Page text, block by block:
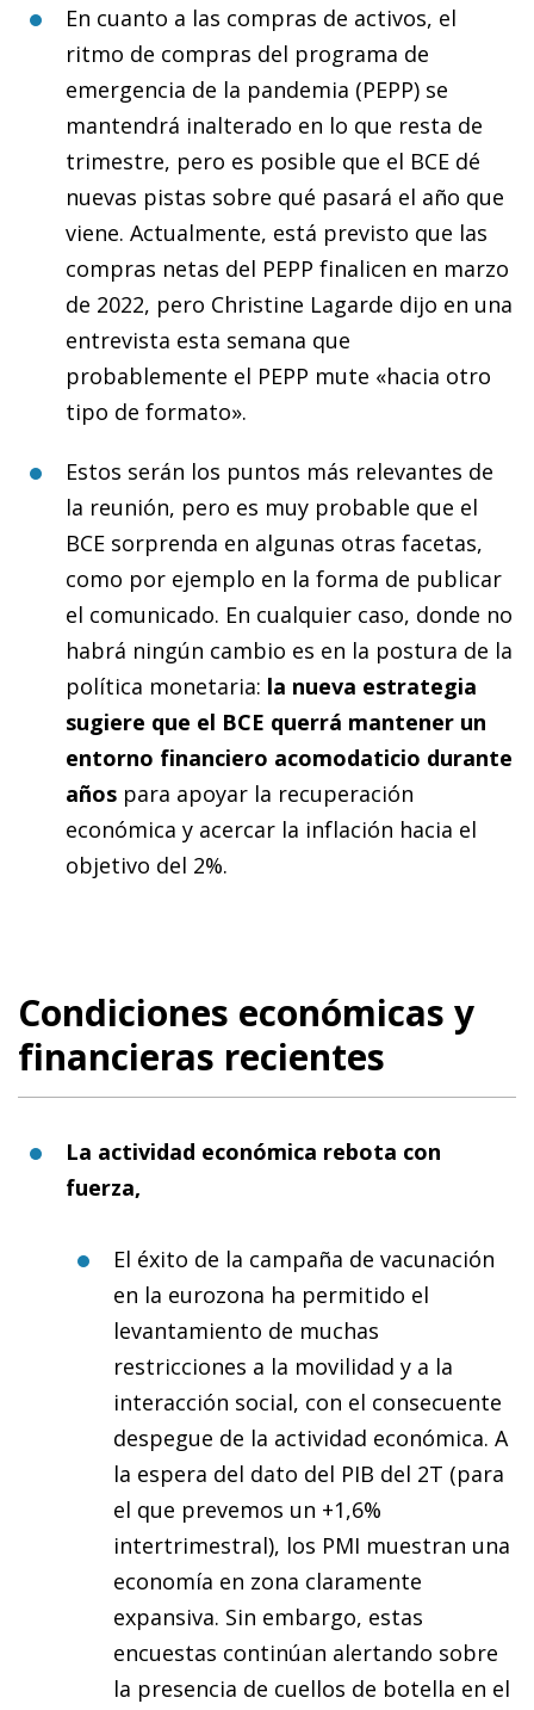
En cuanto a las compras de activos, el
ritmo de compras del programa de
emergencia de la pandemia (PEPP) se
mantendrá inalterado en lo que resta de
trimestre, pero es posible que el BCE dé
nuevas pistas sobre qué pasará el año que
viene. Actualmente, está previsto que las
compras netas del PEPP finalicen en marzo
de 2022, pero Christine Lagarde dijo en una
entrevista esta semana que
probablemente el PEPP mute «hacia otro
tipo de formato».
Estos serán los puntos más relevantes de
la reunión, pero es muy probable que el
BCE sorprenda en algunas otras facetas,
como por ejemplo en la forma de publicar
el comunicado. En cualquier caso, donde no
habrá ningún cambio es en la postura de la
política monetaria: la nueva estrategia
sugiere que el BCE querrá mantener un
entorno financiero acomodaticio durante
años para apoyar la recuperación
económica y acercar la inflación hacia el
objetivo del 2%.
Condiciones económicas y
financieras recientes
La actividad económica rebota con
fuerza,
El éxito de la campaña de vacunación
en la eurozona ha permitido el
levantamiento de muchas
restricciones a la movilidad y a la
interacción social, con el consecuente
despegue de la actividad económica. A
la espera del dato del PIB del 2T (para
el que prevemos un +1,6%
intertrimestral), los PMI muestran una
economía en zona claramente
expansiva. Sin embargo, estas
encuestas continúan alertando sobre
la presencia de cuellos de botella en el